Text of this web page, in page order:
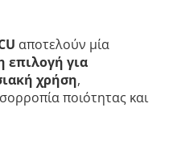
αποτελούν μία
επιλογή για
χρήση,
ποιότητας και